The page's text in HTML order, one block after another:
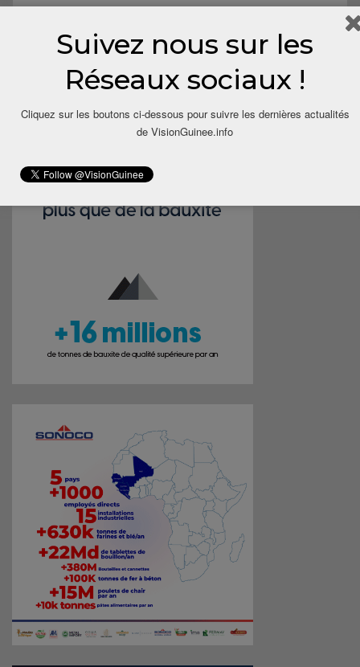
Save my name, email, and website in this browser for the next
Suivez nous sur les
Réseaux sociaux !
Cliquez sur les boutons ci-dessous pour suivre les dernières actualités
de VisionGuinee.info